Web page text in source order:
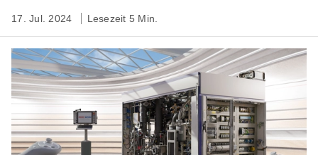
17. Jul. 2024 Lesezeit 5 Min.